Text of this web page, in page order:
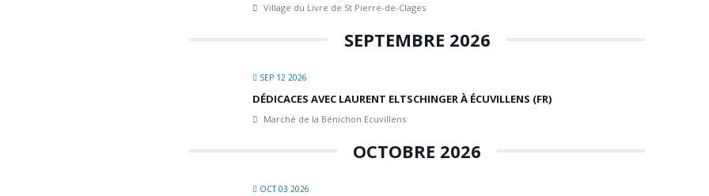
Village du Livre de St Pierre-de-Clages
SEPTEMBRE 2026
SEP 12 2026
DÉDICACES AVEC LAURENT ELTSCHINGER À ÉCUVILLENS (FR)
Marché de la Bénichon Ecuvillens
OCTOBRE 2026
OCT 03 2026